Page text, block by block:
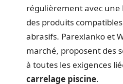
régulièrement avec une
des produits
abrasifs. Parexlanko et
marché, proposent des
à toutes les exigences
carrelage piscine.